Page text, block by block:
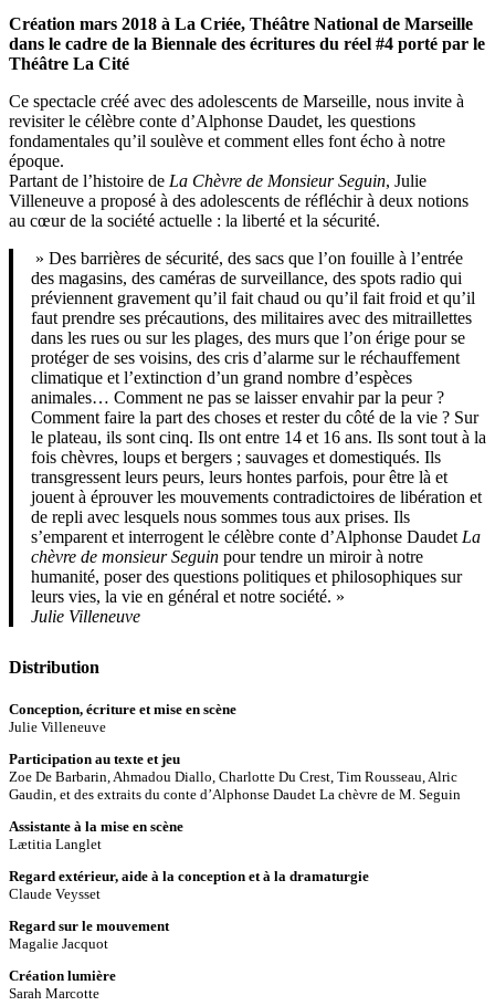
Création mars 2018 à La Criée, Théâtre National de Marseille
dans le cadre de la Biennale des écritures du réel #4 porté par le
Théâtre La Cité
Ce spectacle créé avec des adolescents de Marseille, nous invite à
revisiter le célèbre conte d’Alphonse Daudet, les questions
fondamentales qu’il soulève et comment elles font écho à notre
époque.
Partant de l’histoire de La Chèvre de Monsieur Seguin, Julie
Villeneuve a proposé à des adolescents de réfléchir à deux notions
au cœur de la société actuelle : la liberté et la sécurité.
» Des barrières de sécurité, des sacs que l’on fouille à l’entrée
des magasins, des caméras de surveillance, des spots radio qui
préviennent gravement qu’il fait chaud ou qu’il fait froid et qu’il
faut prendre ses précautions, des militaires avec des mitraillettes
dans les rues ou sur les plages, des murs que l’on érige pour se
protéger de ses voisins, des cris d’alarme sur le réchauffement
climatique et l’extinction d’un grand nombre d’espèces
animales… Comment ne pas se laisser envahir par la peur ?
Comment faire la part des choses et rester du côté de la vie ? Sur
le plateau, ils sont cinq. Ils ont entre 14 et 16 ans. Ils sont tout à la
fois chèvres, loups et bergers ; sauvages et domestiqués. Ils
transgressent leurs peurs, leurs hontes parfois, pour être là et
jouent à éprouver les mouvements contradictoires de libération et
de repli avec lesquels nous sommes tous aux prises. Ils
s’emparent et interrogent le célèbre conte d’Alphonse Daudet La
chèvre de monsieur Seguin pour tendre un miroir à notre
humanité, poser des questions politiques et philosophiques sur
leurs vies, la vie en général et notre société. »
Julie Villeneuve
Distribution
Conception, écriture et mise en scène
Julie Villeneuve
Participation au texte et jeu
Zoe De Barbarin, Ahmadou Diallo, Charlotte Du Crest, Tim Rousseau, Alric
Gaudin, et des extraits du conte d’Alphonse Daudet La chèvre de M. Seguin
Assistante à la mise en scène
Lætitia Langlet
Regard extérieur, aide à la conception et à la dramaturgie
Claude Veysset
Regard sur le mouvement
Magalie Jacquot
Création lumière
Sarah Marcotte